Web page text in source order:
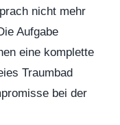
nicht mehr
Aufgabe
eine komplette
Traumbad
bei der